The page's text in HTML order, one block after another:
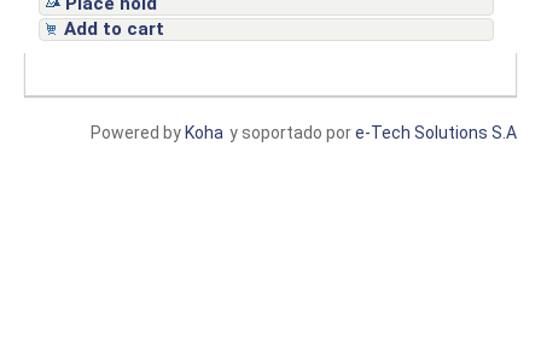
Add to cart
y soportado pore-Tech Solutions S.A
Powered by Koha